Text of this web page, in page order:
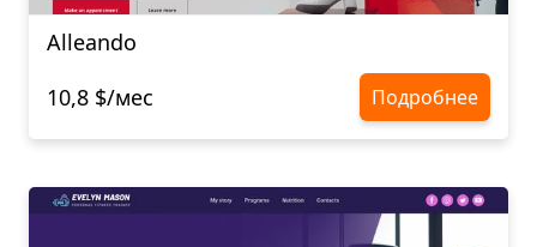
Alleando
10,8 $/мес
Подробнее